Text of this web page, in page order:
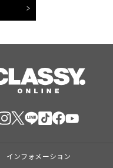
インフォメーション